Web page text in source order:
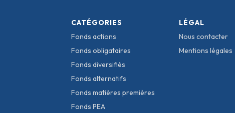
CATÉGORIES
Fonds actions
Fonds obligataires
Fonds diversifiés
Fonds alternatifs
Fonds matières premières
Fonds PEA
LÉGAL
Nous contacter
Mentions légales